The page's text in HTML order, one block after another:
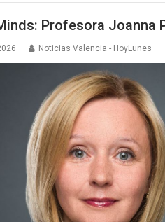
Profesora Joanna
Noticias Valencia - HoyLunes